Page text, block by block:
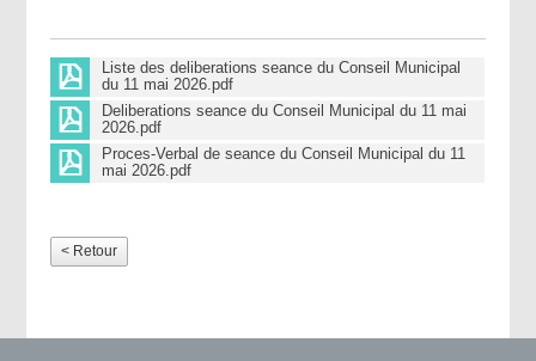
Liste des deliberations seance du Conseil Municipal
du 11 mai 2026.pdf
Deliberations seance du Conseil Municipal du 11 mai
2026.pdf
Proces-Verbal de seance du Conseil Municipal du 11
mai 2026.pdf
< Retour